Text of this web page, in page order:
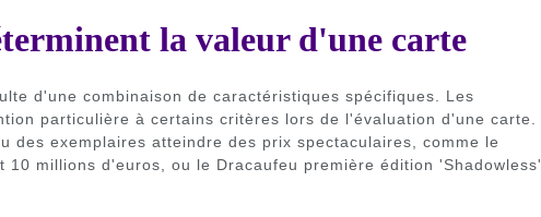
la valeur d'une carte
d'une combinaison de caractéristiques spécifiques. Les
particulière à certains critères lors de l'évaluation d'une carte.
des exemplaires atteindre des prix spectaculaires, comme le
millions d'euros, ou le Dracaufeu première édition 'Shadowless'